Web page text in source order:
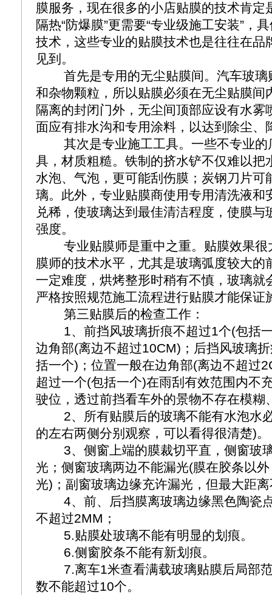
膜服务，现在很多的小店贴膜的技术肯定
隔热“防爆膜”更需要“专业级施工安装”，
技术，这些专业的贴膜技术也是往往在品
见到。
首先是专用的无尘贴膜间。汽车玻璃
和杂物颗粒，所以贴膜必须在无尘贴膜间
隔离的封闭门外，无尘间顶部应设有水雾
面应有排水沟和专用涂料，以达到除尘、
其次是专业施工工具。一些不专业的
具，材质粗糙。铁制的挤水铲不仅难以把
水泡、气泡，更可能刮伤膜；炭钢刀片可
璃。此外，专业贴膜商使用专用清洗液和
兑稀，使玻璃达到最佳清洁程度，使膜与
强度。
专业贴膜师是重中之重。贴膜效果很
膜师的技术水平，尤其是玻璃弧度较大的
一定难度，烘烤整形时稍有不慎，玻璃就
严格按照规范施工流程进行贴膜才能保证
第三贴膜后的检查工作：
1、前挡风玻璃折痕不超过1个(包括
边角部(离边不超过10CM)；后挡风玻璃
括一个)；位置一般在边角部(离边不超过
超过一个(包括一个)在雨刮有效范围内不
驶位，透过前挡看车外的景物不存在模糊
2、所有贴膜后的玻璃不能有水泡水
的左右两侧分别观察，可以看得很清楚)。
3、侧窗上端的膜裁切平直，侧窗玻
光；侧窗玻璃两边不能漏光(膜在胶条以
光)；副窗玻璃边缘充许漏光，但最大距
4、前、后挡膜离玻璃边缘黑色陶瓷
不超过2MM；
5.贴膜处玻璃不能有明显的划痕。
6.侧窗胶条不能有新划痕。
7.离车1米查看满载玻璃贴膜后局部
数不能超过10个。